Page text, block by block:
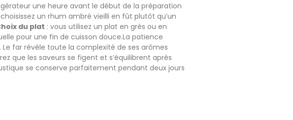
une heure avant le début de la préparation
un rhum ambré vieilli en fût plutôt qu’un
du plat : vous utilisez un plat en grès ou en
pour une fin de cuisson douce.La patience
far révèle toute la complexité de ses arômes
que les saveurs se figent et s’équilibrent après
se conserve parfaitement pendant deux jours